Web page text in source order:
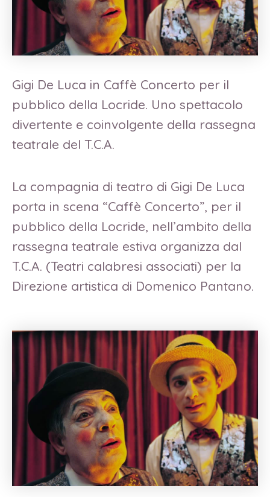
Gigi De Luca in Caffè Concerto per il
pubblico della Locride. Uno spettacolo
divertente e coinvolgente della rassegna
teatrale del T.C.A.
La compagnia di teatro di Gigi De Luca
porta in scena “Caffè Concerto”, per il
pubblico della Locride, nell’ambito della
rassegna teatrale estiva organizza dal
T.C.A. (Teatri calabresi associati) per la
Direzione artistica di Domenico Pantano.